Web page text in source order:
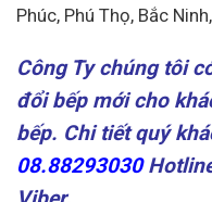
Phúc, Phú Thọ, Bắc
Công Ty chúng tôi
đổi bếp mới cho
bếp. Chi tiết quý
08.88293030